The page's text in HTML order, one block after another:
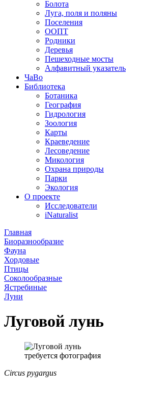
Болота
Луга, поля и поляны
Поселения
ООПТ
Родники
Деревья
Пешеходные мосты
Алфавитный указатель
ЧаВо
Библиотека
Ботаника
География
Гидрология
Зоология
Карты
Краеведение
Лесоведение
Микология
Охрана природы
Парки
Экология
О проекте
Исследователи
iNaturalist
Главная
Биоразнообразие
Фауна
Хордовые
Птицы
Соколообразные
Ястребиные
Луни
Луговой лунь
требуется фотография
Circus pygargus